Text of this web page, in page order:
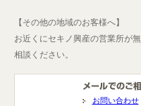
【その他の地域のお客様へ】
お近くにセキノ興産の営業所が
相談ください。
お問い合わせ